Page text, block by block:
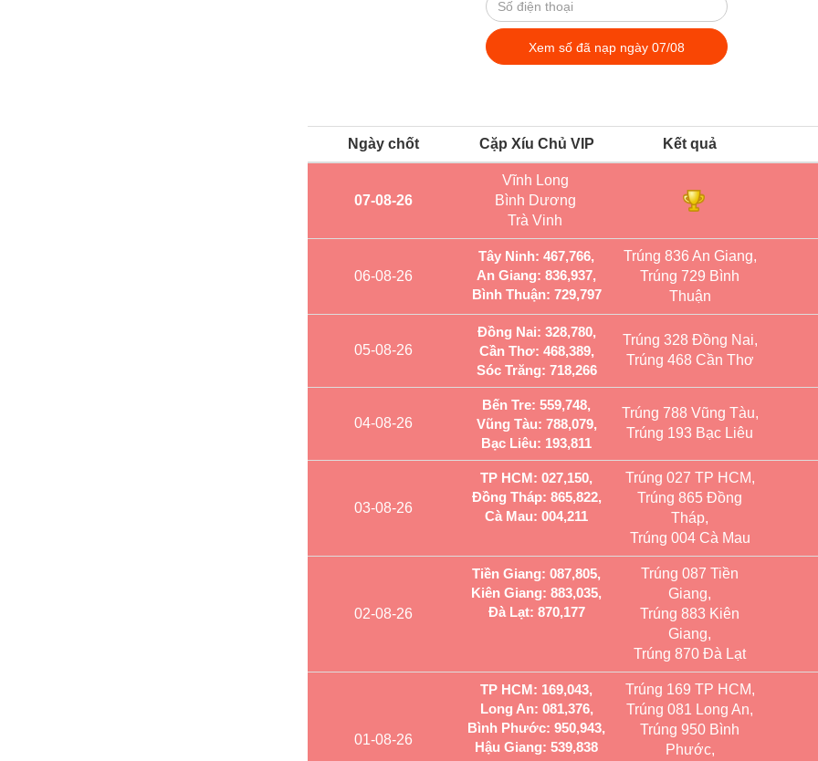
Ngày chốt Cặp Xíu Chủ VIP Kết quả
07-08-26
Vĩnh Long
Bình Dương
Trà Vinh
06-08-26
Tây Ninh: 467,766,
An Giang: 836,937,
Bình Thuận: 729,797
Trúng 836 An Giang,
Trúng 729 Bình
Thuận
05-08-26
Đồng Nai: 328,780,
Cần Thơ: 468,389,
Sóc Trăng: 718,266
Trúng 328 Đồng Nai,
Trúng 468 Cần Thơ
04-08-26
Bến Tre: 559,748,
Vũng Tàu: 788,079,
Bạc Liêu: 193,811
Trúng 788 Vũng Tàu,
Trúng 193 Bạc Liêu
03-08-26
TP HCM: 027,150,
Đồng Tháp: 865,822,
Cà Mau: 004,211
Trúng 027 TP HCM,
Trúng 865 Đồng
Tháp,
Trúng 004 Cà Mau
02-08-26
Tiền Giang: 087,805,
Kiên Giang: 883,035,
Đà Lạt: 870,177
Trúng 087 Tiền
Giang,
Trúng 883 Kiên
Giang,
Trúng 870 Đà Lạt
01-08-26
TP HCM: 169,043,
Long An: 081,376,
Bình Phước: 950,943,
Hậu Giang: 539,838
Trúng 169 TP HCM,
Trúng 081 Long An,
Trúng 950 Bình
Phước,